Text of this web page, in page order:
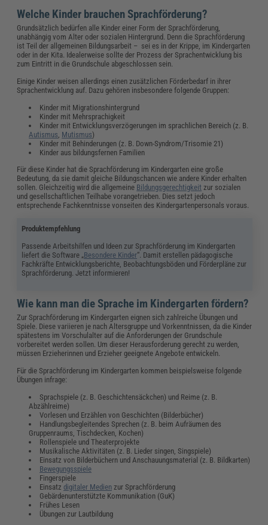
Welche Kinder brauchen Sprachförderung?
Grundsätzlich bedürfen alle Kinder einer Form der Sprachförderung,
unabhängig vom Alter oder sozialen Hintergrund. Denn die Sprachförderung
ist Teil der allgemeinen Bildungsarbeit – sei es in der Krippe, im Kindergarten
oder in der Kita. Idealerweise sollte der Prozess der Sprachentwicklung bis
zum Eintritt in die Grundschule abgeschlossen sein.
Einige Kinder weisen allerdings einen zusätzlichen Förderbedarf in ihrer
Sprachentwicklung auf. Dazu gehören insbesondere folgende Gruppen:
Kinder mit Migrationshintergrund
Kinder mit Mehrsprachigkeit
Kinder mit Entwicklungsverzögerungen im sprachlichen Bereich (z. B.
Autismus, Mutismus)
Kinder mit Behinderungen (z. B. Down-Syndrom/Trisomie 21)
Kinder aus bildungsfernen Familien
Für diese Kinder hat die Sprachförderung im Kindergarten eine große
Bedeutung, da sie damit gleiche Bildungschancen wie andere Kinder erhalten
sollen. Gleichzeitig wird die allgemeine Bildungsgerechtigkeit zur sozialen
und gesellschaftlichen Teilhabe vorangetrieben. Dies setzt jedoch
entsprechende Fachkenntnisse vonseiten des Kindergartenpersonals voraus.
Produktempfehlung
Passende Arbeitshilfen und Ideen zur Sprachförderung im Kindergarten
liefert die Software „Besondere Kinder“. Damit erstellen pädagogische
Fachkräfte Entwicklungsberichte, Beobachtungsböden und Förderpläne zur
Sprachförderung. Jetzt informieren!
Wie kann man die Sprache im Kindergarten fördern?
Zur Sprachförderung im Kindergarten eignen sich zahlreiche Übungen und
Spiele. Diese variieren je nach Altersgruppe und Vorkenntnissen, da die Kinder
spätestens im Vorschulalter auf die Anforderungen der Grundschule
vorbereitet werden sollen. Um dieser Herausforderung gerecht zu werden,
müssen Erzieherinnen und Erzieher geeignete Angebote entwickeln.
Für die Sprachförderung im Kindergarten kommen beispielsweise folgende
Übungen infrage:
Sprachspiele (z. B. Geschichtensäckchen) und Reime (z. B.
Abzählreime)
Vorlesen und Erzählen von Geschichten (Bilderbücher)
Handlungsbegleitendes Sprechen (z. B. beim Aufräumen des
Gruppenraums, Tischdecken, Kochen)
Rollenspiele und Theaterprojekte
Musikalische Aktivitäten (z. B. Lieder singen, Singspiele)
Einsatz von Bilderbüchern und Anschauungsmaterial (z. B. Bildkarten)
Bewegungsspiele
Fingerspiele
Einsatz digitaler Medien zur Sprachförderung
Gebärdenunterstützte Kommunikation (GuK)
Frühes Lesen
Übungen zur Lautbildung